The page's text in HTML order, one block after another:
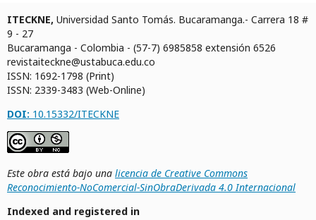
ITECKNE, Universidad Santo Tomás. Bucaramanga.- Carrera 18 #
9 - 27
Bucaramanga - Colombia - (57-7) 6985858 extensión 6526
revistaiteckne@ustabuca.edu.co
ISSN: 1692-1798 (Print)
ISSN: 2339-3483 (Web-Online)
DOI: 10.15332/ITECKNE
Este obra está bajo una licencia de Creative Commons
Reconocimiento-NoComercial-SinObraDerivada 4.0 Internacional
Indexed and registered in